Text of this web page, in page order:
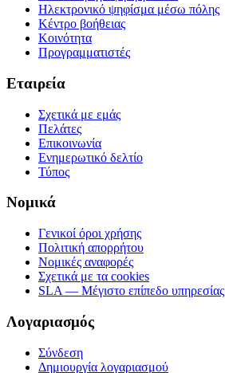
Ηλεκτρονικό ψηφίσμα μέσω πόλης
Κέντρο βοήθειας
Κοινότητα
Προγραμματιστές
Εταιρεία
Σχετικά με εμάς
Πελάτες
Επικοινωνία
Ενημερωτικό δελτίο
Τύπος
Νομικά
Γενικοί όροι χρήσης
Πολιτική απορρήτου
Νομικές αναφορές
Σχετικά με τα cookies
SLA — Μέγιστο επίπεδο υπηρεσίας
Λογαριασμός
Σύνδεση
Δημιουργία λογαριασμού